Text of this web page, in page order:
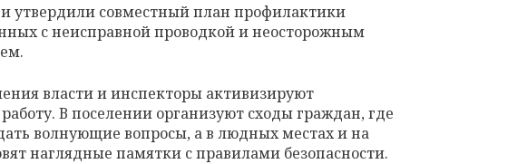
утвердили совместный план профилактики
с неисправной проводкой и неосторожным
власти и инспекторы активизируют
В поселении организуют сходы граждан, где
волнующие вопросы, а в людных местах и на
наглядные памятки с правилами безопасности.